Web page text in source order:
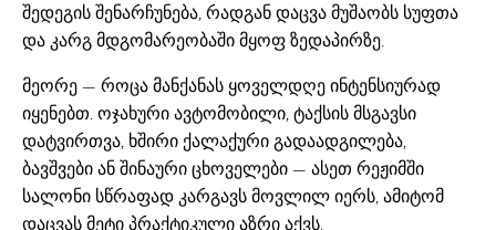
შედეგის შენარჩუნება, რადგან დაცვა მუშაობს სუფთა
და კარგ მდგომარეობაში მყოფ ზედაპირზე.
მეორე — როცა მანქანას ყოველდღე ინტენსიურად
იყენებთ. ოჯახური ავტომობილი, ტაქსის მსგავსი
დატვირთვა, ხშირი ქალაქური გადაადგილება,
ბავშვები ან შინაური ცხოველები — ასეთ რეჟიმში
სალონი სწრაფად კარგავს მოვლილ იერს, ამიტომ
დაცვას მეტი პრაქტიკული აზრი აქვს.